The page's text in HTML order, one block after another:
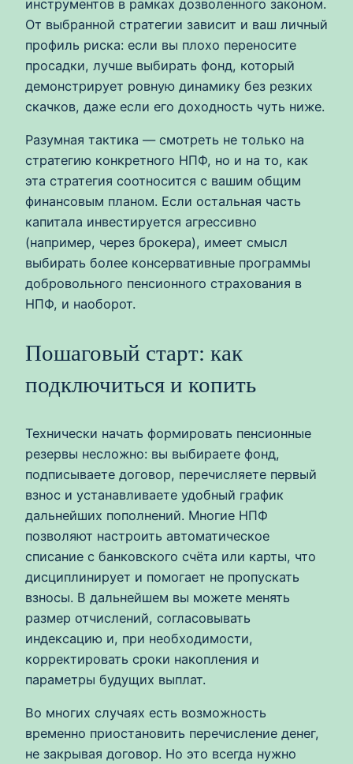
инструментов в рамках дозволенного законом.
От выбранной стратегии зависит и ваш личный
профиль риска: если вы плохо переносите
просадки, лучше выбирать фонд, который
демонстрирует ровную динамику без резких
скачков, даже если его доходность чуть ниже.
Разумная тактика — смотреть не только на
стратегию конкретного НПФ, но и на то, как
эта стратегия соотносится с вашим общим
финансовым планом. Если остальная часть
капитала инвестируется агрессивно
(например, через брокера), имеет смысл
выбирать более консервативные программы
добровольного пенсионного страхования в
НПФ, и наоборот.
Пошаговый старт: как
подключиться и копить
Технически начать формировать пенсионные
резервы несложно: вы выбираете фонд,
подписываете договор, перечисляете первый
взнос и устанавливаете удобный график
дальнейших пополнений. Многие НПФ
позволяют настроить автоматическое
списание с банковского счёта или карты, что
дисциплинирует и помогает не пропускать
взносы. В дальнейшем вы можете менять
размер отчислений, согласовывать
индексацию и, при необходимости,
корректировать сроки накопления и
параметры будущих выплат.
Во многих случаях есть возможность
временно приостановить перечисление денег,
не закрывая договор. Но это всегда нужно